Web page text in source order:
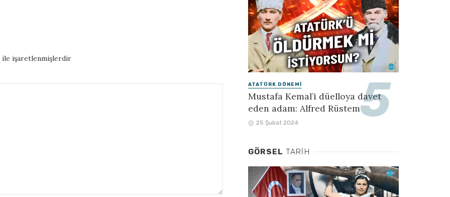
ile işaretlenmişlerdir
ATATÜRK DÖNEMI
Mustafa Kemal’i düelloya davet
eden adam: Alfred Rüstem
25 Şubat 2024
GÖRSEL TARIH